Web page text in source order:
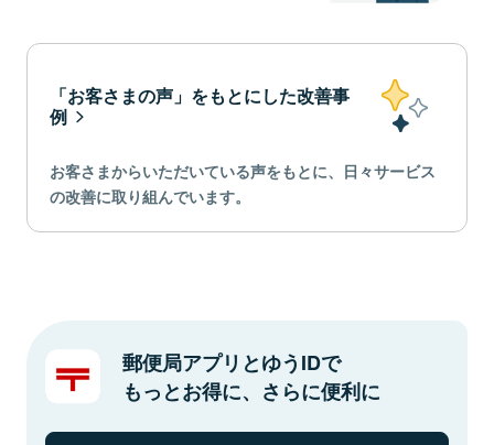
「お客さまの声」をもとにした改善事
例
お客さまからいただいている声をもとに、日々サービス
の改善に取り組んでいます。
郵便局アプリとゆうIDで
もっとお得に、さらに便利に